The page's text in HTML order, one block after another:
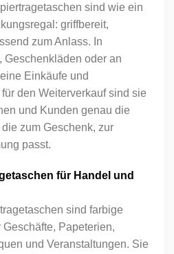
sind wie ein
griffbereit,
zum Anlass. In
Geschenkläden oder an
Einkäufe und
den Weiterverkauf sind sie
und Kunden genau die
zum Geschenk, zur
passt.
für Handel und
sind farbige
Papeterien,
und Veranstaltungen. Sie